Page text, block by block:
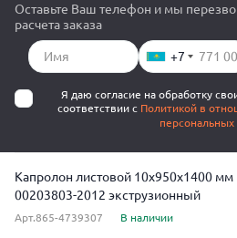
Оставьте Ваш телефон и мы
расчета заказа
+7
Я даю согласие на обработку
соответствии с Политикой в
Капролон листовой 10x950x1400
00203803-2012 экструзионный
Арт.865-4739307 В наличии